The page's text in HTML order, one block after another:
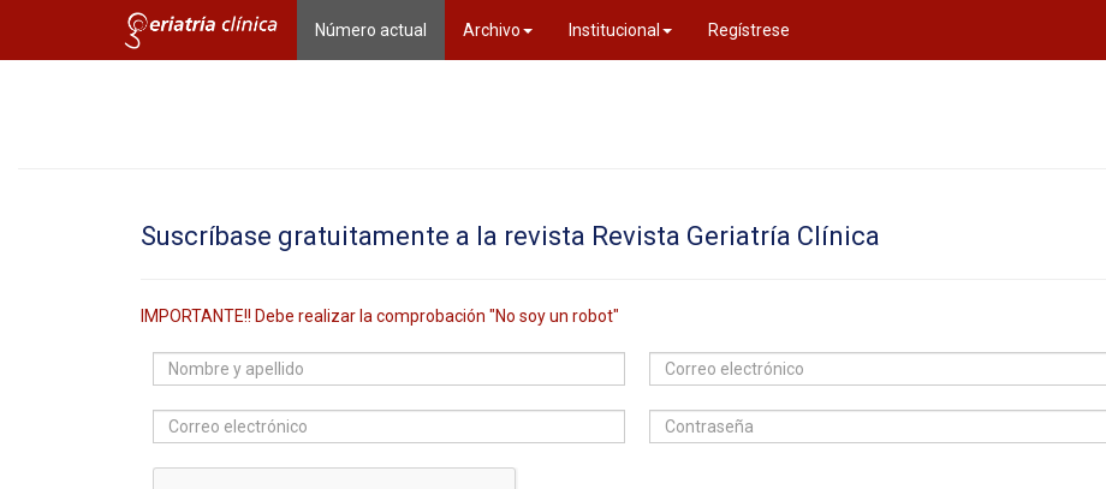
Número actual (current)Archivo Institucional Regístrese
Suscríbase gratuitamente a la revista Revista Geriatría Clí­nica
IMPORTANTE!! Debe realizar la comprobación "No soy un robot"